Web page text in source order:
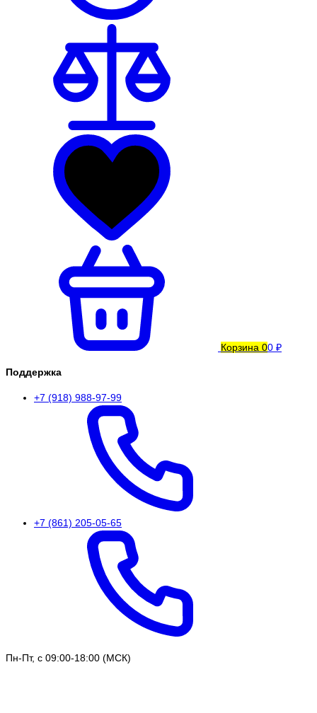
Корзина 00 ₽
Поддержка
+7 (918) 988-97-99
+7 (861) 205-05-65
Пн-Пт, с 09:00-18:00 (МСК)